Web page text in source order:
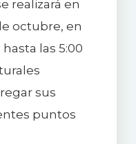
realizará en
octubre, en
las 5:00
sus
puntos